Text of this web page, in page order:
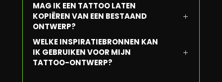
MAG IK EEN TATTOO LATEN
KOPIËREN VAN EEN BESTAAND
ONTWERP?
WELKE INSPIRATIEBRONNEN KAN
IK GEBRUIKEN VOOR MIJN
TATTOO-ONTWERP?